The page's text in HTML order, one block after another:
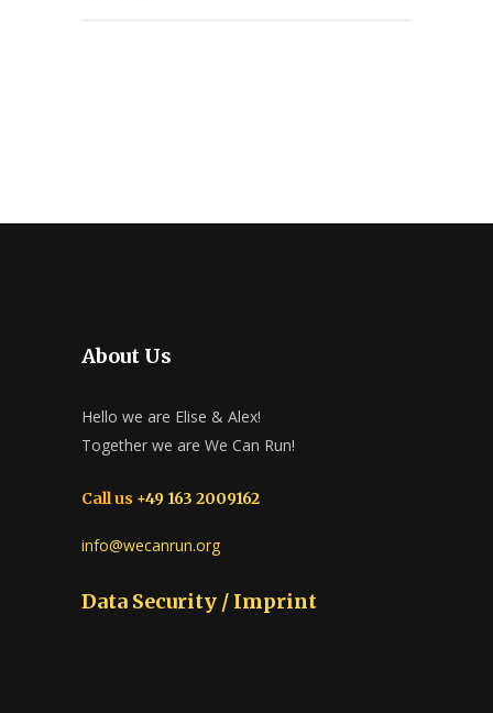
About Us
Hello we are Elise & Alex!
Together we are We Can Run!
Call us +49 163 2009162
info@wecanrun.org
Data Security / Imprint